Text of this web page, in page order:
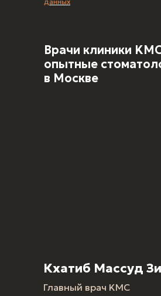
Врачи клиники
опытные
в Москве
Главный врач KMC
Кхатиб Массуд